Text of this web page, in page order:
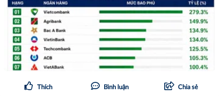
Thích Bình luận Chia sẻ